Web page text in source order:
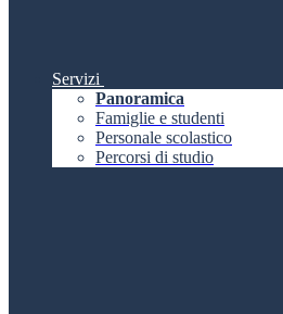
Servizi
Panoramica
Famiglie e studenti
Personale scolastico
Percorsi di studio